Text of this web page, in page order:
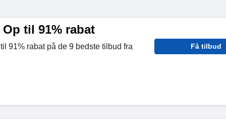
til 91% rabat
91% rabat på de 9 bedste tilbud fra Få tilbud